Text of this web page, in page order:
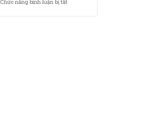
sang
Chức năng bình luận bị tắtở